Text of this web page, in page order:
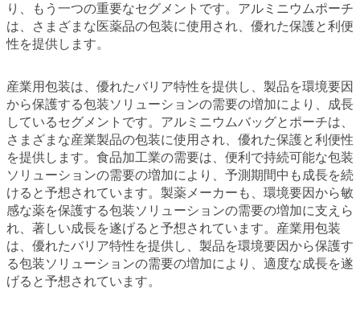
り、もう一つの重要なセグメントです。アルミニウムポーチ
は、さまざまな医薬品の包装に使用され、優れた保護と利便
性を提供します。
産業用包装は、優れたバリア特性を提供し、製品を環境要因
から保護する包装ソリューションの需要の増加により、成長
しているセグメントです。アルミニウムバッグとポーチは、
さまざまな産業製品の包装に使用され、優れた保護と利便性
を提供します。食品加工業の需要は、便利で持続可能な包装
ソリューションの需要の増加により、予測期間中も成長を続
けると予想されています。製薬メーカーも、環境要因から敏
感な薬を保護する包装ソリューションの需要の増加に支えら
れ、著しい成長を遂げると予想されています。産業用包装
は、優れたバリア特性を提供し、製品を環境要因から保護す
る包装ソリューションの需要の増加により、適度な成長を遂
げると予想されています。